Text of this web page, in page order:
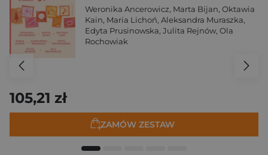
Weronika Ancerowicz, Marta Bijan, Oktawia
Kain, Maria Lichoń, Aleksandra Muraszka,
Edyta Prusinowska, Julita Rejnów, Ola
Rochowiak
105,21 zł
ZAMÓW ZESTAW